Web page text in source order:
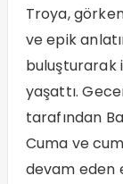
Troya,
ve epik
buluşturarak
yaşattı.
tarafından
Cuma ve
devam eden